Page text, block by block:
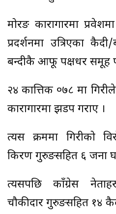
मोरङ कारागारमा
प्रदर्शनमा उत्रिएका
बन्दीकै आफू पक्षधर समूह
२४ कात्तिक ०७८ मा
कारागारमा झडप गराए ।
त्यस क्रममा गिरीको
किरण गुरुङसहित ६ जना
त्यसपछि काँग्रेस
चौकीदार गुरुङसहित १४